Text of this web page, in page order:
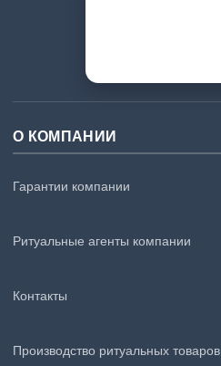
О КОМПАНИИ
Гарантии компании
Ритуальные агенты компании
Контакты
Производство ритуальных товаров